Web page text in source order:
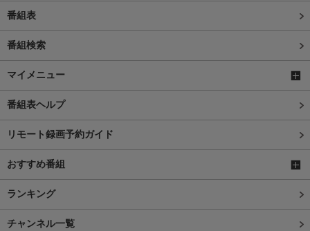
番組表
番組検索
マイメニュー
番組表ヘルプ
リモート録画予約ガイド
おすすめ番組
ランキング
チャンネル一覧